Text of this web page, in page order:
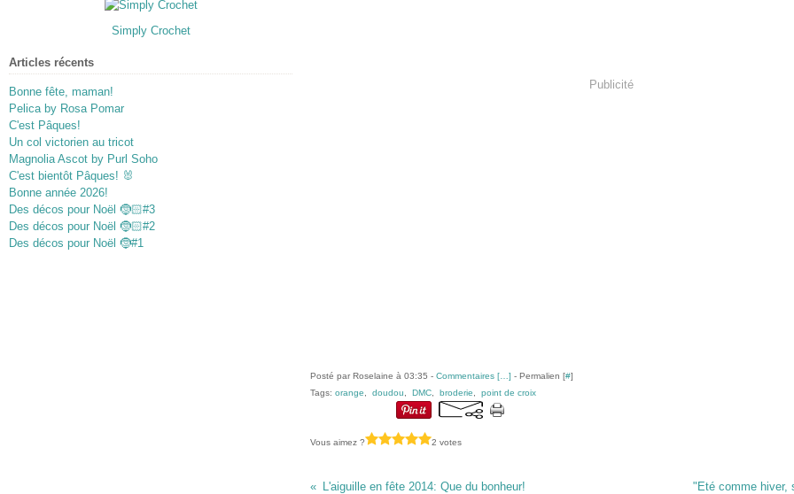
Simply Crochet
Articles récents
Bonne fête, maman!
Pelica by Rosa Pomar
C'est Pâques!
Un col victorien au tricot
Magnolia Ascot by Purl Soho
C'est bientôt Pâques! 🐰
Bonne année 2026!
Des décos pour Noël 🤶🏻#3
Des décos pour Noël 🤶🏻#2
Des décos pour Noël 🤶#1
Publicité
Posté par Roselaine à 03:35 - Commentaires [ ] - Permalien [#]
Tags: orange doudou DMC broderie point de croix
Vous aimez ? 2 votes
L'aiguille en fête 2014: Que du bonheur! "Eté comme hiver,